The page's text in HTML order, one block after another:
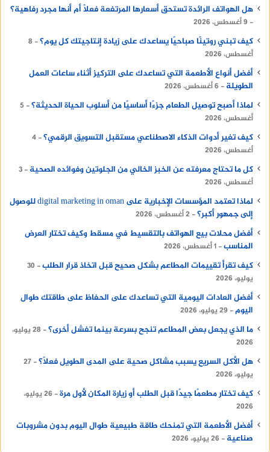
والملفات المنسية
كل تطبيق تفتحه (مثل فيسبوك، تيك توك،
إنستغرام) يقوم بتحميل مئات الصور والمقاطع
وتخزينها محليًا في مجلدات مخفية تسمى الكاش،
وذلك لكي لا يستهلك إنترنت عند فتح التطبيق مرة
أخرى. مع مرور الأشهر، تتضخم هذه الملفات لتشغل
عشرات الجيجات من مساحة الهاتف دون علمك، مما
يتطلب إجراء عملية
القسم الثالث: المتهم الثاني –
ثورة التطبيقات واستهلاك موارد
الخلفية
التطبيقات التي تستخدمها اليوم ليست هي
نفسها التي قمت بتحميلها قبل ستة أشهر.
التطبيقات تتطور وتتضخم، وهذا التطور له ثمن
باهظ من موارد جهازك.
1. تضخم حجم التطبيقات (App Bloat)
بسبب التحديثات المستمرة، تزداد التطبيقات
تعقيدًا وتضيف ميزات جديدة باستمرار. تطبيق مثل
“فيسبوك” كان حجمه قبل سنوات لا يتعدى بضعة
ميجابايتات، أما اليوم فقد يتجاوز حجمه مع بياناته
حاجز الـ 1 جيجابايت. هذا التضخم يعني أن التطبيق
ليعمل بنفس السرعة السابقة.
هل الهواتف الرائدة تستحق أسعارها المرتفعة فعلًا أم أنها مجرد رفاهية؟
9 أغسطس، 2026
كيف تبني روتينًا صباحيًا يساعدك على زيادة إنتاجيتك كل يوم؟
8
أغسطس، 2026
أفضل أنواع الأطعمة التي تساعدك على التركيز أثناء ساعات العمل
الطويلة
6 أغسطس، 2026
لماذا أصبح توصيل الطعام جزءًا أساسيًا من أسلوب الحياة الحديثة؟
5
أغسطس، 2026
كيف تغير أدوات الذكاء الاصطناعي مستقبل التسويق الرقمي؟ 4
أغسطس، 2026
كل ما تحتاج معرفته عن الخبز الخالي من الجلوتين وفوائده الصحية
3
أغسطس، 2026
لماذا تعتمد المؤسسات الإخبارية على digital marketing in oman للوصول
إلى جمهور أكبر؟ 2 أغسطس، 2026
أفضل محلات بيع الهواتف بالتقسيط في مسقط وكيف تختار العرض
المناسب 1 أغسطس، 2026
كيف تقرأ تقييمات المطاعم بشكل صحيح قبل اتخاذ قرار الطلب
30
يوليو، 2026
أفضل العادات اليومية التي تساعدك على الحفاظ على طاقتك طوال
اليوم
29 يوليو، 2026
ما الذي يجعل بعض المطاعم تنجح بسرعة بينما تفشل أخرى؟
28 يوليو،
2026
هل الأكل السريع يسبب مشاكل صحية على المدى الطويل فعلًا؟ 27
يوليو، 2026
كيف تختار مطعمًا جيدًا قبل الطلب أو زيارة المكان لأول مرة
26 يوليو،
2026
أفضل الأطعمة التي تمنحك طاقة طبيعية طوال اليوم بدون مشروبات
صناعية
26 يوليو، 2026